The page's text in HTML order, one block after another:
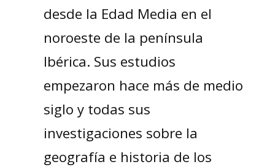
desde la Edad Media en el
noroeste de la península
Ibérica. Sus estudios
empezaron hace más de medio
siglo y todas sus
investigaciones sobre la
geografía e historia de los